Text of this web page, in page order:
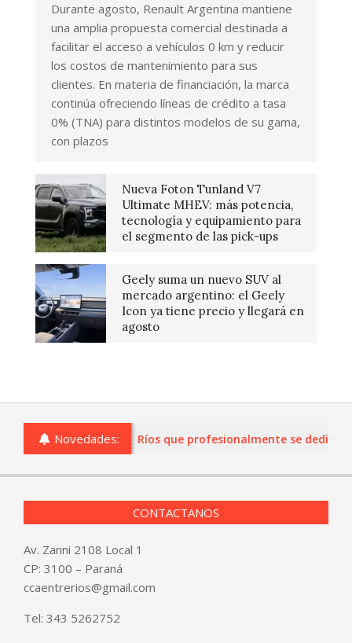
Durante agosto, Renault Argentina mantiene
una amplia propuesta comercial destinada a
facilitar el acceso a vehículos 0 km y reducir
los costos de mantenimiento para sus
clientes. En materia de financiación, la marca
continúa ofreciendo líneas de crédito a tasa
0% (TNA) para distintos modelos de su gama,
con plazos
Nueva Foton Tunland V7
Ultimate MHEV: más potencia,
tecnología y equipamiento para
el segmento de las pick-ups
Geely suma un nuevo SUV al
mercado argentino: el Geely
Icon ya tiene precio y llegará en
agosto
Novedades:
o comercios de Entre Ríos que profesionalmente se
CONTACTANOS
Av. Zanni 2108 Local 1
CP: 3100 – Paraná
ccaentrerios@gmail.com
Tel: 343 5262752